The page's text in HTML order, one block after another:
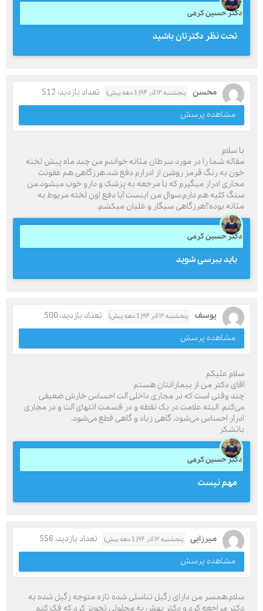
دکتر حسین کرمی
تحت نظر دکترتان باشید
محسن پنجشنبه ۱۲ آذر ۹۴( 1 دهه پیش)
تعداد بازدید: 512
مشاهده پرسش
با سلام
مقاله شما را در مورد سرطان مثانه خواندم من چند ماه پیش لخته
خون به رنگ قرمز روشن از ادرارم دفع شد.هرزگاهی هم عفونت
مجاری ادرار میگیرم که با مرجعه به پزشک و دارو خوب میشود.من
سنگ کلیه هم دارم.سوال من اینست آیا دفع اون لخته مربوط به
مثانه بوده؟هرزگاهی سیگار و غلیان میکشم.
دکتر حسین کرمی
باید ببرسی شوید
یوسف پنجشنبه ۱۲ آذر ۹۴( 1 دهه پیش)
تعداد بازدید: 500
مشاهده پرسش
سلام علیکم
آقای دکتر من از بیمارانتان هستم
چند وقتی است که در مجاری داخلی آلت احساس خارش ضعیفی
می‌کنم. البته علامت در یک نقطه و در قسمت انتهای آلت و در مجاری
ادرار احساس می‌شود. گاهی زیاد و گاهی قطع می‌شود.
باتشکر
دکتر حسین کرمی
مهم نیست
میرزایی پنجشنبه ۱۲ آذر ۹۴( 1 دهه پیش)
تعداد بازدید: 556
مشاهده پرسش
سلام.همسر من دارای زگیل تناسلی شده تازه متوجه زگیل شده به
دکتر مراجعه کرد و دکتر بهش یه محلولی تجویز کرد که فک کنم